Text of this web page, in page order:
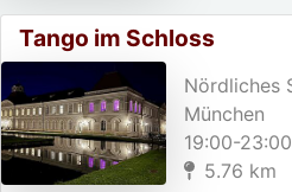
Tango im Schloss
Nördliches
München
19:00-
5.76 km